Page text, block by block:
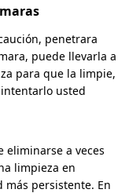
penetrara
puede llevarla a
para que la limpie,
usted
eliminarse a veces
limpieza en
más persistente. En